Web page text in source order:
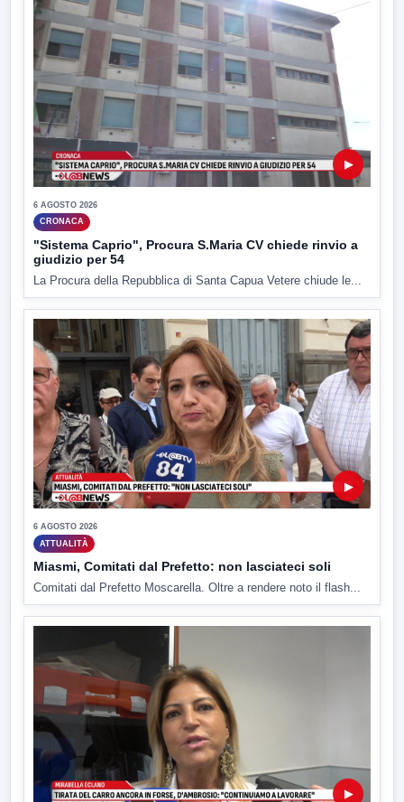
▶
6 AGOSTO 2026
CRONACA
"Sistema Caprio", Procura S.Maria CV chiede rinvio a
giudizio per 54
La Procura della Repubblica di Santa Capua Vetere chiude le...
▶
6 AGOSTO 2026
ATTUALITÀ
Miasmi, Comitati dal Prefetto: non lasciateci soli
Comitati dal Prefetto Moscarella. Oltre a rendere noto il flash...
▶